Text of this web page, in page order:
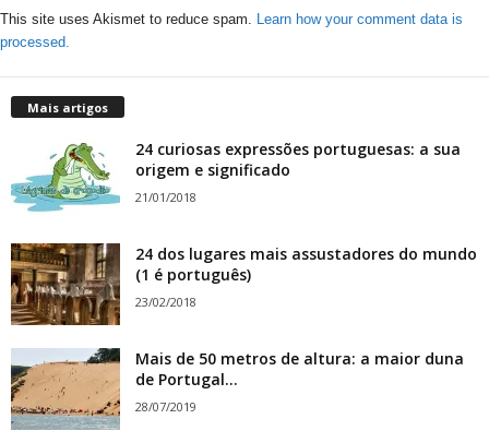
This site uses Akismet to reduce spam. Learn how your comment data is
processed.
Mais artigos
24 curiosas expressões portuguesas: a sua
origem e significado
21/01/2018
24 dos lugares mais assustadores do mundo
(1 é português)
23/02/2018
Mais de 50 metros de altura: a maior duna
de Portugal...
28/07/2019